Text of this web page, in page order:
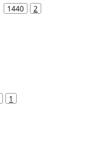
1440 2
1